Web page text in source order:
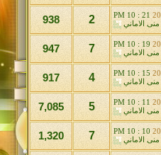
21 : 10 PM
منى الاماني 2
938
19 : 10 PM
منى الاماني 7
947
15 : 10 PM
منى الاماني 4
917
11 : 10 PM
منى الاماني 5
7,085
10 : 10 PM
منى الاماني 7
1,320